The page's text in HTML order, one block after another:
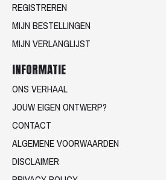
REGISTREREN
MIJN BESTELLINGEN
MIJN VERLANGLIJST
INFORMATIE
ONS VERHAAL
JOUW EIGEN ONTWERP?
CONTACT
ALGEMENE VOORWAARDEN
DISCLAIMER